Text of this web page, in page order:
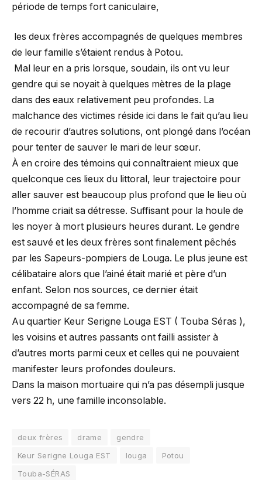
période de temps fort caniculaire,
les deux frères accompagnés de quelques membres
de leur famille s’étaient rendus à Potou.
Mal leur en a pris lorsque, soudain, ils ont vu leur
gendre qui se noyait à quelques mètres de la plage
dans des eaux relativement peu profondes. La
malchance des victimes réside ici dans le fait qu’au lieu
de recourir d’autres solutions, ont plongé dans l’océan
pour tenter de sauver le mari de leur sœur.
À en croire des témoins qui connaîtraient mieux que
quelconque ces lieux du littoral, leur trajectoire pour
aller sauver est beaucoup plus profond que le lieu où
l’homme criait sa détresse. Suffisant pour la houle de
les noyer à mort plusieurs heures durant. Le gendre
est sauvé et les deux frères sont finalement pêchés
par les Sapeurs-pompiers de Louga. Le plus jeune est
célibataire alors que l’ainé était marié et père d’un
enfant. Selon nos sources, ce dernier était
accompagné de sa femme.
Au quartier Keur Serigne Louga EST ( Touba Séras ),
les voisins et autres passants ont failli assister à
d’autres morts parmi ceux et celles qui ne pouvaient
manifester leurs profondes douleurs.
Dans la maison mortuaire qui n’a pas désempli jusque
vers 22 h, une famille inconsolable.
deux frères drame
gendre
Keur Serigne Louga EST
louga
Potou
Touba-SÉRAS